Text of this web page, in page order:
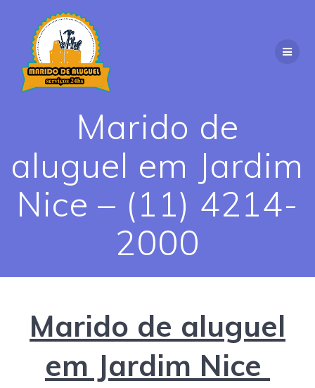
Marido de
aluguel em Jardim
Nice – (11) 4214-
2000
Marido de aluguel
em Jardim Nice